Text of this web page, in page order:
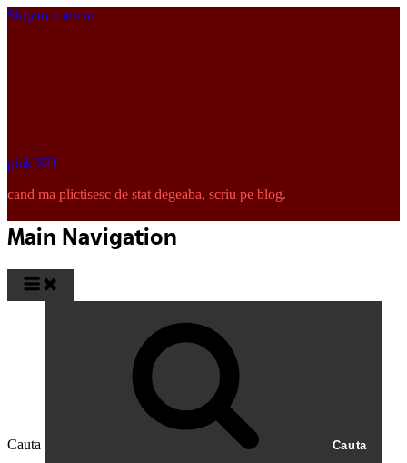
Skip to content
pinkISH
cand ma plictisesc de stat degeaba, scriu pe blog.
Main Navigation
Cauta Cauta